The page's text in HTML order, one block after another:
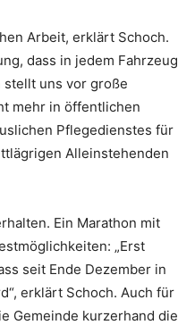
Arbeit, erklärt Schoch.
dass in jedem Fahrzeug
uns vor große
mehr in öffentlichen
Pflegedienstes für
Alleinstehenden
Ein Marathon mit
„Erst
seit Ende Dezember in
erklärt Schoch. Auch für
Gemeinde kurzerhand die